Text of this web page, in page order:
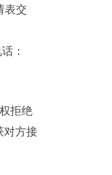
表交
：
拒绝
对方接